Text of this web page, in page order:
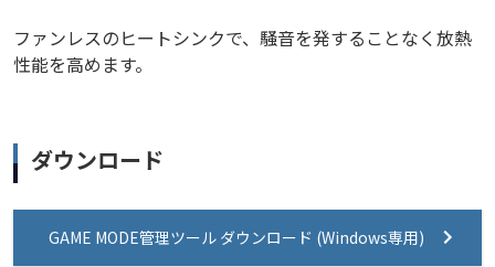
ファンレスのヒートシンクで、騒音を発することなく放熱
性能を高めます。
ダウンロード
GAME MODE管理ツール ダウンロード (Windows専用)